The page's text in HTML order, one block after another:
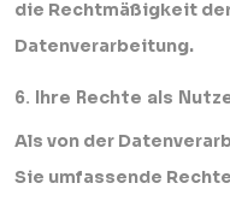
die Rechtmäßigkeit
Datenverarbeitung.
6. Ihre Rechte als
Als von der
Sie umfassende